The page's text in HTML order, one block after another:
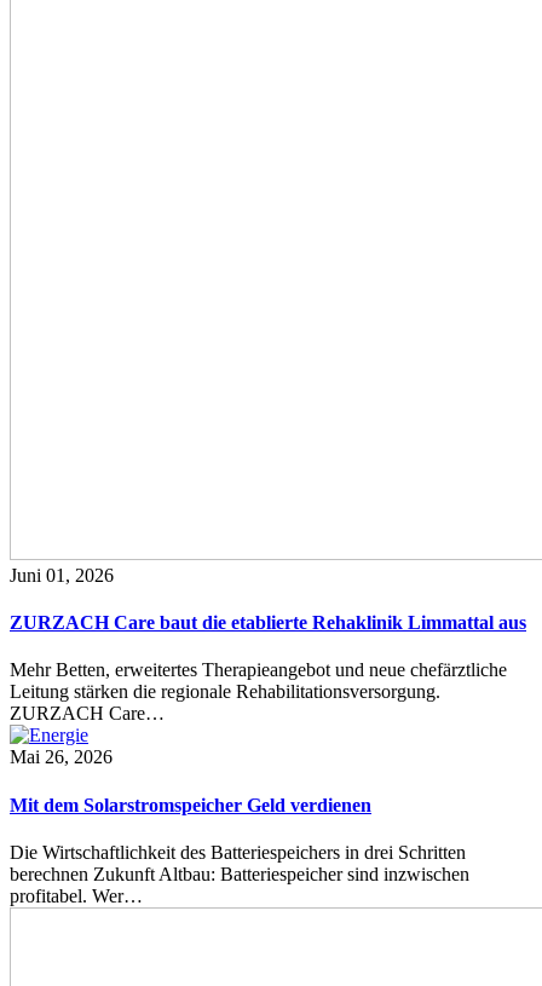
Juni 01, 2026
ZURZACH Care baut die etablierte Rehaklinik Limmattal aus
Mehr Betten, erweitertes Therapieangebot und neue chefärztliche
Leitung stärken die regionale Rehabilitationsversorgung.
ZURZACH Care…
Mai 26, 2026
Mit dem Solarstromspeicher Geld verdienen
Die Wirtschaftlichkeit des Batteriespeichers in drei Schritten
berechnen Zukunft Altbau: Batteriespeicher sind inzwischen
profitabel. Wer…